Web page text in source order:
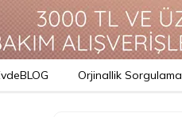
Orjinallik Sorgulama